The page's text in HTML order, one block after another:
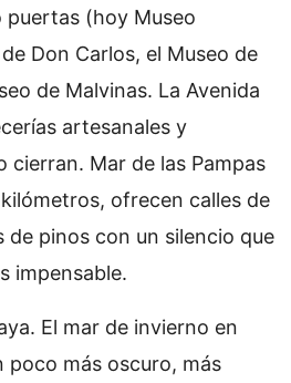
puertas (hoy Museo
Don Carlos, el Museo de
de Malvinas. La Avenida
artesanales y
cierran. Mar de las Pampas
ofrecen calles de
de pinos con un silencio que
impensable.
El mar de invierno en
poco más oscuro, más